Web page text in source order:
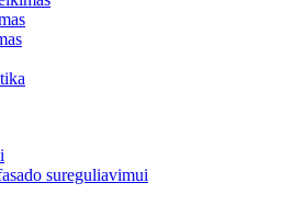
sureguliavimui